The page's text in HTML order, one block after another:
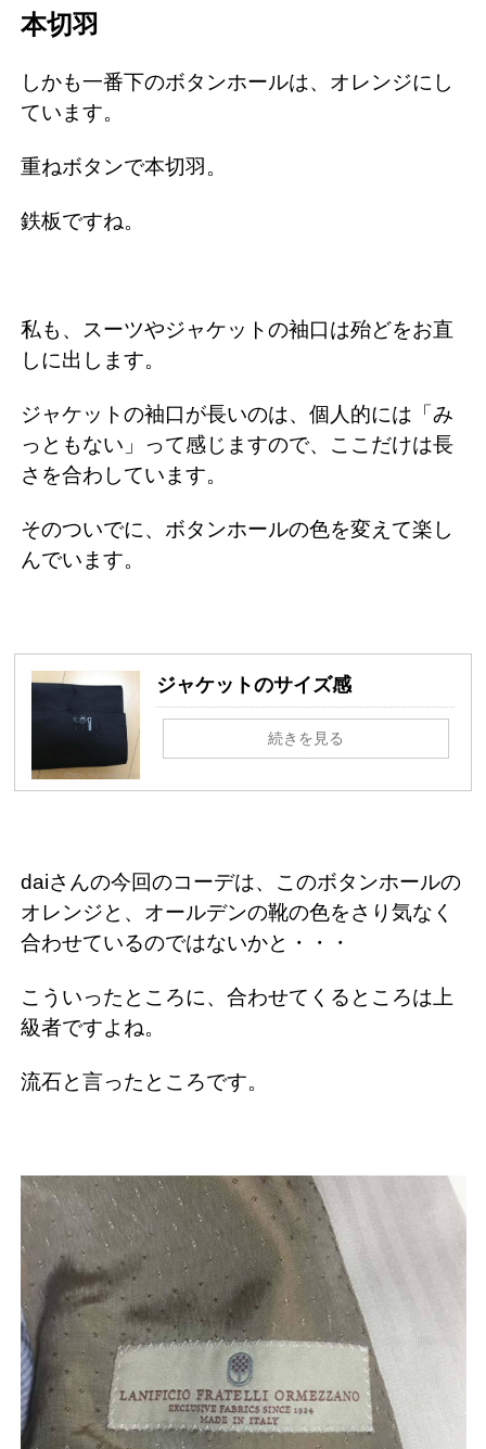
本切羽
しかも一番下のボタンホールは、オレンジにし
ています。
重ねボタンで本切羽。
鉄板ですね。
私も、スーツやジャケットの袖口は殆どをお直
しに出します。
ジャケットの袖口が長いのは、個人的には「み
っともない」って感じますので、ここだけは長
さを合わしています。
そのついでに、ボタンホールの色を変えて楽し
んでいます。
ジャケットのサイズ感
続きを見る
daiさんの今回のコーデは、このボタンホールの
オレンジと、オールデンの靴の色をさり気なく
合わせているのではないかと・・・
こういったところに、合わせてくるところは上
級者ですよね。
流石と言ったところです。